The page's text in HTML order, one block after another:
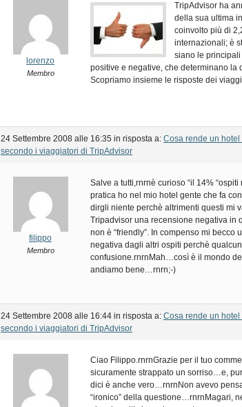
lorenzo
Membro
TripAdvisor ha
della sua ultima
coinvolto più di
internazionali; è
siano le
positive e negative, che determinano la
Scopriamo insieme le risposte dei
24 Settembre 2008 alle 16:35 in risposta a: Cosa rende un hotel
secondo i viaggiatori di TripAdvisor
filippo
Membro
Salve a tutti,rnrnè curioso “il 14%
pratica ho nel mio hotel gente che fa
dirgli niente perchè altrimenti questi mi
Tripadvisor una recensione negativa in
non è “friendly”. In compenso mi becco
negativa dagli altri ospiti perchè
confusione.rnrnMah…così è il mondo
andiamo bene…rnrn;-)
24 Settembre 2008 alle 16:44 in risposta a: Cosa rende un hotel
secondo i viaggiatori di TripAdvisor
Ciao Filippo.rnrnGrazie per il tuo
sicuramente strappato un sorriso…e,
dici è anche vero…rnrnNon avevo
“ironico” della questione…rnrnMagari,